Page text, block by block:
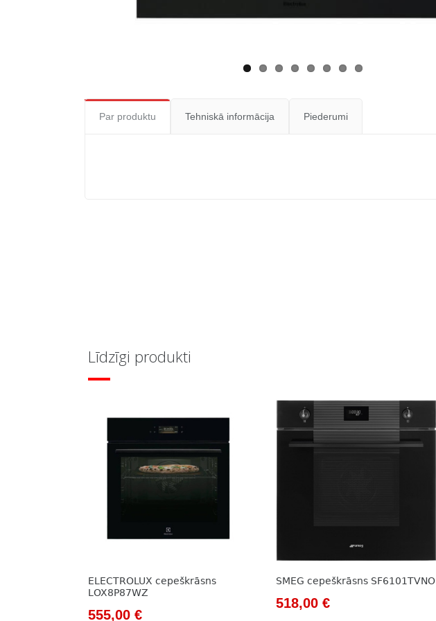
Par produktu Tehniskā informācija Piederumi
Līdzīgi produkti
ELECTROLUX cepeškrāsns
LOX8P87WZ
Original
555,00 €Current
SMEG cepeškrāsns SF6101TVNO
Original
518,00€Current